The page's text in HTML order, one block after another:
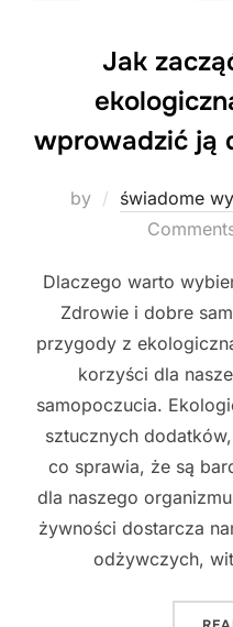
Jak
wprowadzić ją
by świadome
Dlaczego warto
Zdrowie i dobre
przygody z
korzyści dla
samopoczucia.
sztucznych
co sprawia, że są
dla naszego
żywności dostarcza
odżywczych,